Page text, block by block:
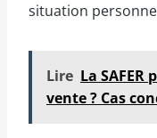
situation
Lire La
vente ? Cas